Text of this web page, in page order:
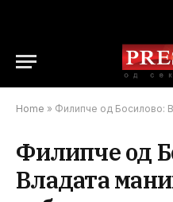
Home » Филипче од Босилово: Владата
Филипче од
Владата